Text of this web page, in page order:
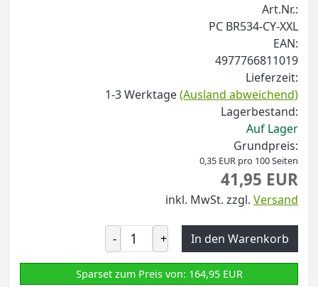
Art.Nr.:
PC BR534-CY-XXL
EAN:
4977766811019
Lieferzeit:
1-3 Werktage(Ausland abweichend)
Lagerbestand:
Auf Lager
Grundpreis:
0,35 EUR pro 100 Seiten
41,95 EUR
inkl. MwSt. zzgl. Versand
- + In den Warenkorb
Sparset zum Preis von: 164,95 EUR